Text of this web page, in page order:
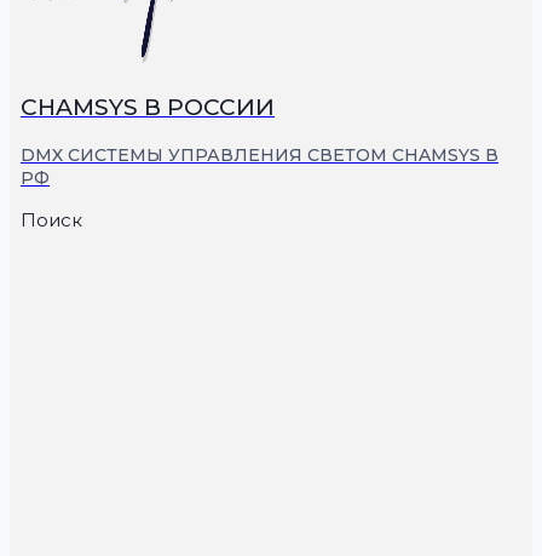
СHAMSYS В РОССИИ
DMX СИСТЕМЫ УПРАВЛЕНИЯ СВЕТОМ CHAMSYS В
РФ
Поиск